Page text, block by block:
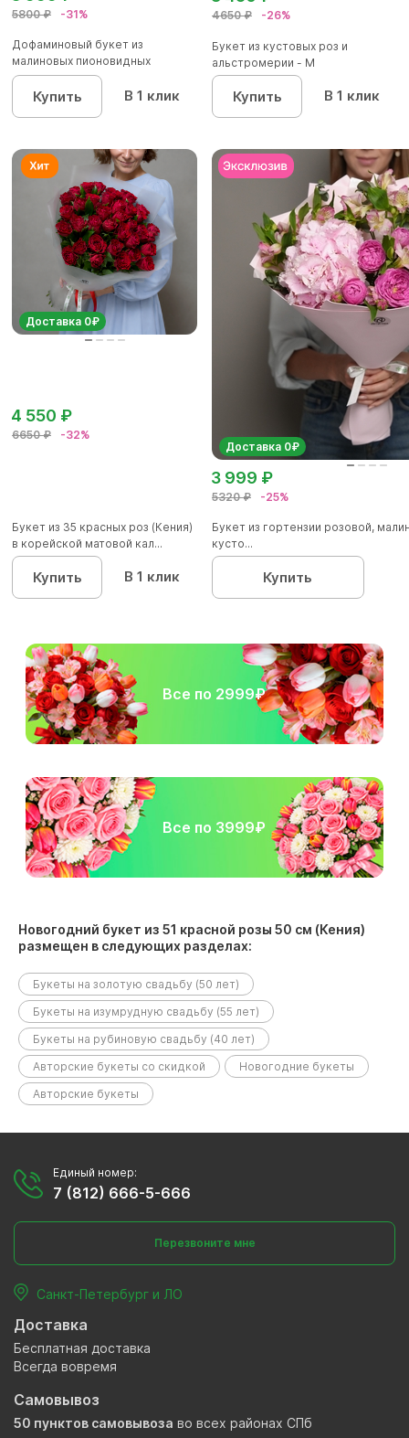
5800 ₽ -31%
Дофаминовый букет из
малиновых пионовидных
кустовых роз...
Купить В 1 клик
4650 ₽ -26%
Букет из кустовых роз и
альстромерии - М
Купить В 1 клик
Доставка 0₽
6650 ₽ -32%
4 550 ₽
Букет из 35 красных роз (Кения)
в корейской матовой кал...
Купить В 1 клик
Доставка 0₽
5320 ₽ -25%
3 999 ₽
Букет из гортензии розовой,
кусто...
Купить
Все по 2999₽
Все по 3999₽
Новогодний букет из 51 красной розы 50 см (Кения)
размещен в следующих разделах:
Букеты на золотую свадьбу (50 лет)
Букеты на изумрудную свадьбу (55 лет)
Букеты на рубиновую свадьбу (40 лет)
Авторские букеты со скидкой
Новогодние букеты
Авторские букеты
Единый номер:
7 (812) 666-5-666
Перезвоните мне
Санкт-Петербург и ЛО
Доставка
Бесплатная доставка
Всегда вовремя
Самовывоз
50 пунктов самовывоза во всех районах СПб